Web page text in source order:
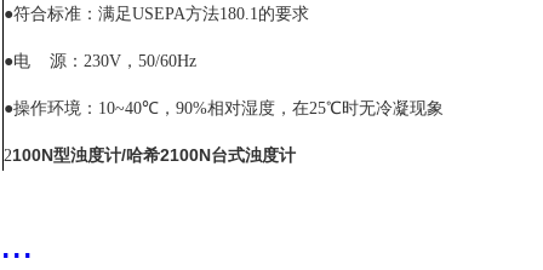
●符合标准：满足USEPA方法180.1的要求
●电 源： 230V ， 50/60Hz
●操作环境： 10~40℃， 90%相对湿度，在25℃时无冷凝现象
2100N型浊度计/哈希2100N台式浊度计
...